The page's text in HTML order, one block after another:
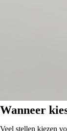
Wanneer
Veel stellen kiezen